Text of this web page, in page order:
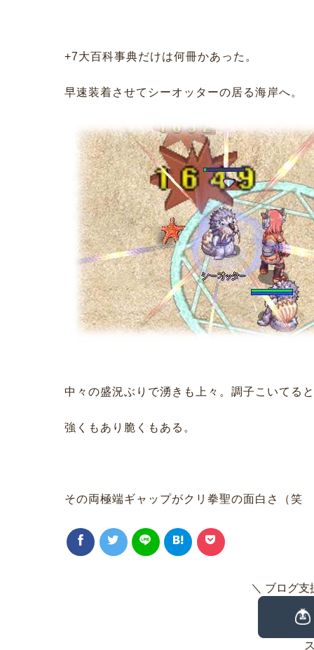
+7大百科事典だけは何冊かあった。
早速装着させてシーオッターの居る海岸へ。
中々の盛況ぶりで湧きも上々。調子こいてる
強くもあり脆くもある。
その両極端ギャップがクリ拳聖の面白さ（笑
＼ ブログ